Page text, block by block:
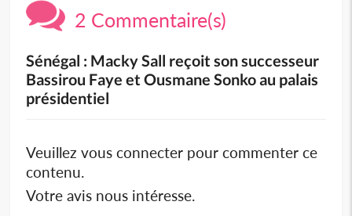
2 Commentaire(s)
Sénégal : Macky Sall reçoit son successeur
Bassirou Faye et Ousmane Sonko au palais
présidentiel
Veuillez vous connecter pour commenter ce
contenu.
Votre avis nous intéresse.